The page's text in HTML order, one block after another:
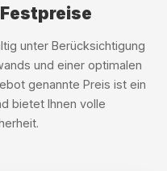
unter Berücksichtigung
und einer optimalen
genannte Preis ist ein
bietet Ihnen volle